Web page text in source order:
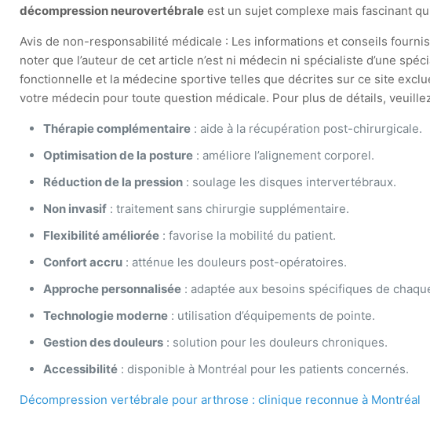
décompression neurovertébrale est un sujet complexe mais fascinant
Avis de non-responsabilité médicale : Les informations et conseils
noter que l’auteur de cet article n’est ni médecin ni spécialiste d’une
fonctionnelle et la médecine sportive telles que décrites sur ce site
votre médecin pour toute question médicale. Pour plus de détails,
Thérapie complémentaire : aide à la récupération post-chirurgicale.
Optimisation de la posture : améliore l’alignement corporel.
Réduction de la pression : soulage les disques intervertébraux.
Non invasif : traitement sans chirurgie supplémentaire.
Flexibilité améliorée : favorise la mobilité du patient.
Confort accru : atténue les douleurs post-opératoires.
Approche personnalisée : adaptée aux besoins spécifiques de
Technologie moderne : utilisation d’équipements de pointe.
Gestion des douleurs : solution pour les douleurs chroniques.
Accessibilité : disponible à Montréal pour les patients concernés.
Décompression vertébrale pour arthrose : clinique reconnue à Montréal